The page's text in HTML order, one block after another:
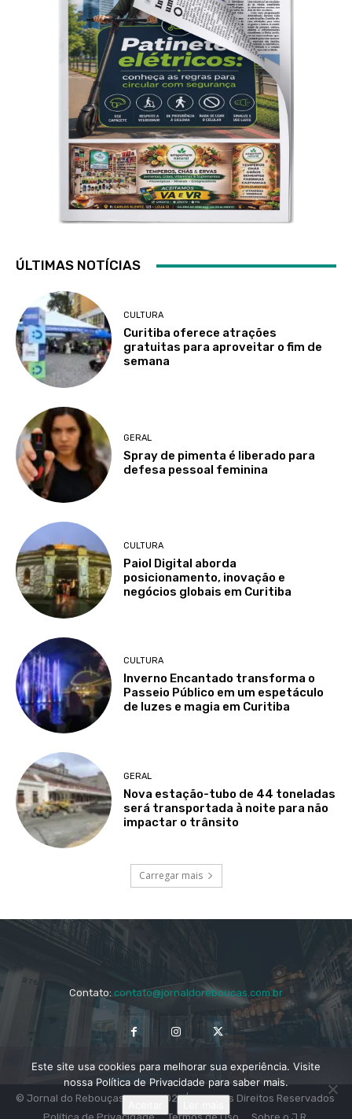
ÚLTIMAS NOTÍCIAS
CULTURA
Curitiba oferece atrações
gratuitas para aproveitar o fim de
semana
GERAL
Spray de pimenta é liberado para
defesa pessoal feminina
CULTURA
Paiol Digital aborda
posicionamento, inovação e
negócios globais em Curitiba
CULTURA
Inverno Encantado transforma o
Passeio Público em um espetáculo
de luzes e magia em Curitiba
GERAL
Nova estação-tubo de 44 toneladas
será transportada à noite para não
impactar o trânsito
Carregar mais
Contato: contato@jornaldoreboucas.com.br
© Jornal do Rebouças 2014 - 2024 | Todos os Direitos Reservados
Este site usa cookies para melhorar sua experiência. Visite
nossa Política de Privacidade para saber mais.